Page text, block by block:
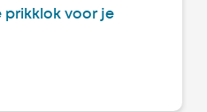
prikklok voor je